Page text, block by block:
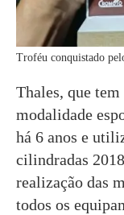
Troféu conquistado
Thales, que
modalidade
há 6 anos e
cilindradas
realização das
todos os